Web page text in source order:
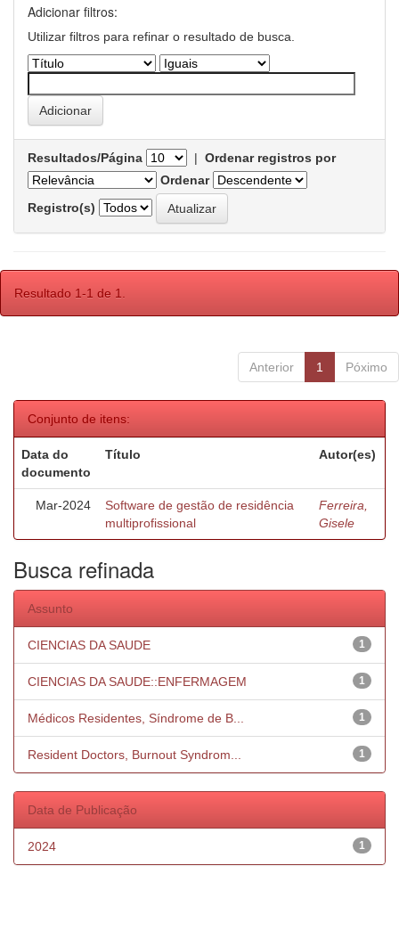
Adicionar filtros:
Utilizar filtros para refinar o resultado de busca.
Resultados/Página | Ordenar registros por
Ordenar
Registro(s)
Resultado 1-1 de 1.
Anterior 1 Póximo
Conjunto de itens:
Data do
documento
Título Autor(es)
Mar-2024
Software de gestão de residência
multiprofissional
Ferreira,
Gisele
Busca refinada
Assunto
1
CIENCIAS DA SAUDE
1
CIENCIAS DA SAUDE::ENFERMAGEM
1
Médicos Residentes, Síndrome de B...
1
Resident Doctors, Burnout Syndrom...
Data de Publicação
1
2024